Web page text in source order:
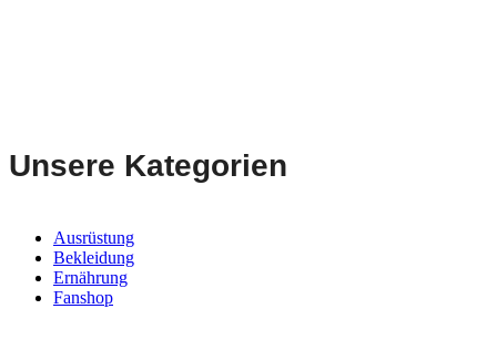
Unsere Kategorien
Ausrüstung
Bekleidung
Ernährung
Fanshop